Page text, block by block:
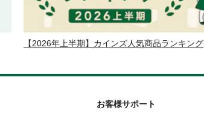
【2026年上半期】カインズ人気商品ランキング
お客様サポート